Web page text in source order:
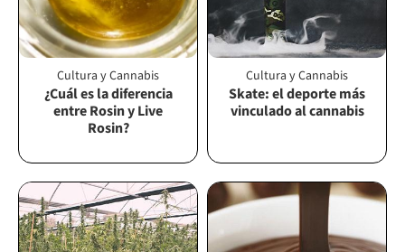
Cultura y Cannabis
¿Cuál es la diferencia
entre Rosin y Live
Rosin?
Cultura y Cannabis
Skate: el deporte más
vinculado al cannabis